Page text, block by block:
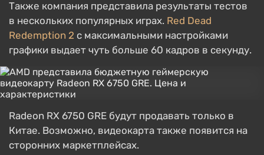
Также компания представила результаты тестов
в нескольких популярных играх. Red Dead
Redemption 2 с максимальными настройками
графики выдает чуть больше 60 кадров в секунду.
Radeon RX 6750 GRE будут продавать только в
Китае. Возможно, видеокарта также появится на
сторонних маркетплейсах.